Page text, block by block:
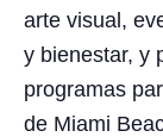
arte visual,
y bienestar, y
programas
de Miami